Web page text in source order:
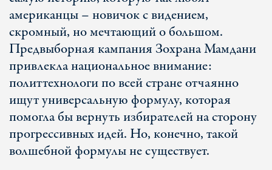
американцы – новичок с видением,
скромный, но мечтающий о большом.
Предвыборная кампания Зохрана Мамдани
привлекла национальное внимание:
политтехнологи по всей стране отчаянно
ищут универсальную формулу, которая
помогла бы вернуть избирателей на сторону
прогрессивных идей. Но, конечно, такой
волшебной формулы не существует.